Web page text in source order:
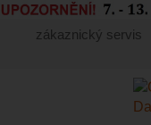
zákaznický servis